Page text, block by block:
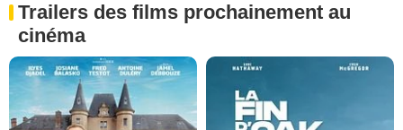
Trailers des films prochainement au
cinéma